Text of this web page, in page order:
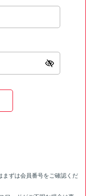
ずは会員番号をご確認くだ